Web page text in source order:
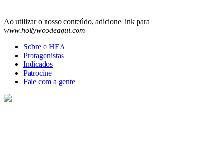
Ao utilizar o nosso conteúdo, adicione link para
www.hollywoodeaqui.com
Sobre o HEA
Protagonistas
Indicados
Patrocine
Fale com a gente